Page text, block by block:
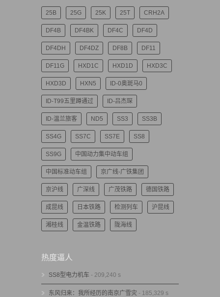
25B 25G 25K 25T CRH2A
DF4B DF4BK DF4C DF4D
DF4DH DF4DZ DF8B DF11
DF11G HXD1C HXD1D HXD3C
HXD3D HXN5 ID-0奥斑马0
ID-T99五里蹲通过 ID-吕杰琛
ID-温兰旅客 ND5 SS3 SS3B
SS4G SS7C SS7E SS8
SS9G 中国动力集中动车组
中国标准动车组 京广线-广铁集团
京沪线 广深线 广茂铁路 德国铁路
成昆线 日本铁路 检测列车 沪昆线
湘桂线 金温铁路 陇海线
热度逼人
SS8型电力机车 - 209,240 s
东风归来：我所经历的南京广雪灾 - 185,329 s